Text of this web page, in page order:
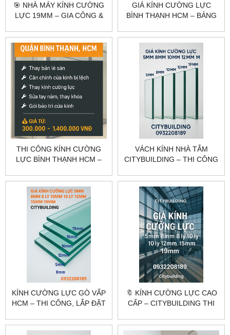
🎯 NHÀ MÁY KÍNH CƯỜNG
LỰC 19MM – GIA CÔNG &
NGHIỆP
GIÁ KÍNH CƯỜNG LỰC
BÌNH THẠNH HCM – BẢNG
CITYBUILDING
THI CÔNG KÍNH CƯỜNG
LỰC BÌNH THẠNH HCM –
ĐẶT CITYBUILDING
VÁCH KÍNH NHÀ TẮM
CITYBUILDING – THI CÔNG
LỰC CAO CẤP
KÍNH CƯỜNG LỰC GÒ VẤP
HCM – THI CÔNG, LẮP ĐẶT
CITYBUILDING
🔖 KÍNH CƯỜNG LỰC CAO
CẤP – CITYBUILDING THI